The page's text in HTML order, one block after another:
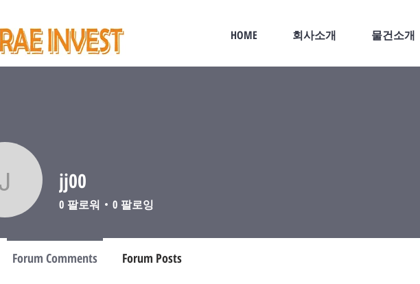
jj00 jj00
0 팔로워 0 팔로잉
Forum Comments Forum Posts
HOME 회사소개 물건소개